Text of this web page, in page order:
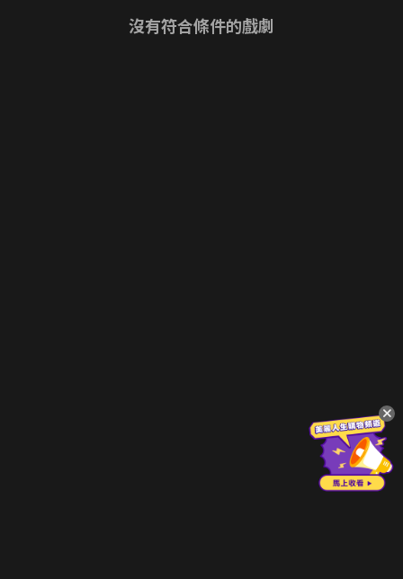
沒有符合條件的戲劇